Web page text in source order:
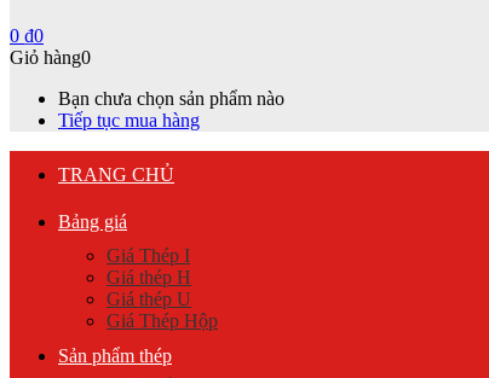
0 ₫0
Giỏ hàng0
Bạn chưa chọn sản phẩm nào
Tiếp tục mua hàng
TRANG CHỦ
Bảng giá
Giá Thép I
Giá thép H
Giá thép U
Giá Thép Hộp
Sản phẩm thép